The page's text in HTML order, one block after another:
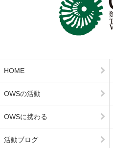
HOME
OWSの活動
OWSに携わる
活動ブログ